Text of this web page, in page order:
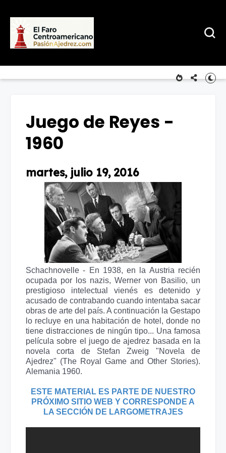
Juego de Reyes -
1960
martes, julio 19, 2016
Schachnovelle - En 1938, en la Austria recién
ocupada por los nazis, Werner von Basilio, un
prestigioso intelectual vienés es detenido y
acusado de contrabando cuando intentaba sacar
obras de arte del país. A continuación la Gestapo
lo recluye en una habitación de hotel, donde no
tiene distracciones de ningún tipo... Una famosa
película sobre el juego de ajedrez basada en la
novela corta de Stefan Zweig "Novela de
Ajedrez" (The Royal Game and Other Stories).
Alemania 1960.
ESTE MATERIAL ES PARTE DE NUESTRO
PRÓXIMO SITIO WEB Y CORRESPONDE A
LA SECCIÓN DE LARGOMETRAJES